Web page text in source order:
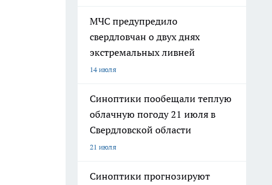
МЧС предупредило
свердловчан о двух днях
экстремальных ливней
14 июля
Синоптики пообещали теплую
облачную погоду 21 июля в
Свердловской области
21 июля
Синоптики прогнозируют